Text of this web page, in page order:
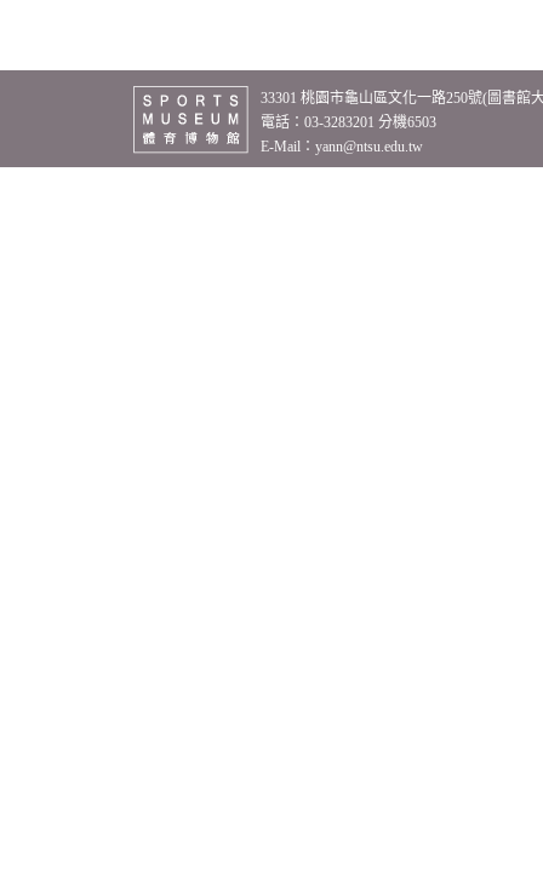
33301 桃園市龜山區文化一路250號(圖書館
電話：03-3283201 分機6503
E-Mail： yann@ntsu.edu.tw